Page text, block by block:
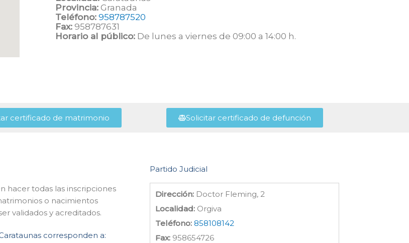
Provincia: Granada
Teléfono: 958787520
Fax: 958787631
Horario al público: De lunes a viernes de 09:00 a 14:00 h.
certificado de matrimonio Solicitar certificado de defunción
hacer todas las inscripciones
o nacimientos
validados y acreditados.
corresponden a:
Partido Judicial
Dirección: Doctor Fleming, 2
Localidad: Orgiva
Teléfono: 858108142
Fax: 958654726